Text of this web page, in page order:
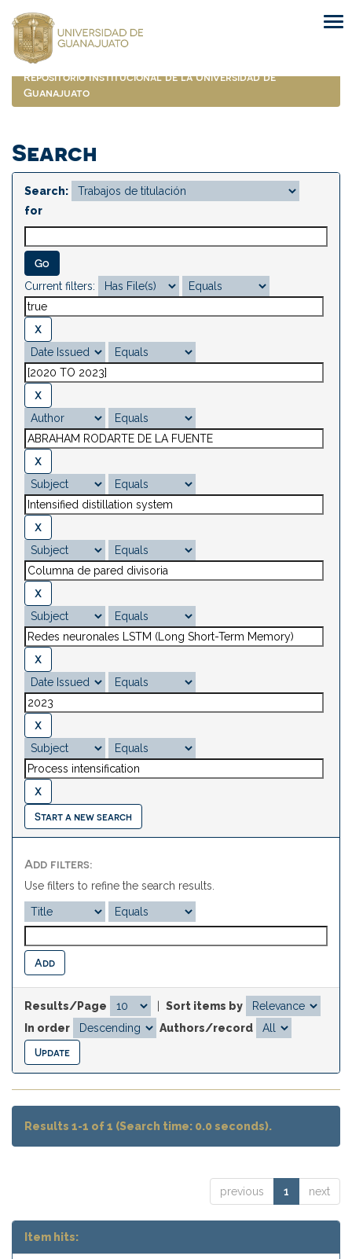
navigation
Repositorio Institucional de la Universidad de
Guanajuato
Search
Search:
for
Current filters:
Start a new search
Add filters:
Use filters to refine the search results.
Results/Page
Sort items by
In order
Authors/record
Results 1-1 of 1 (Search time: 0.0 seconds).
previous 1 next
Item hits: